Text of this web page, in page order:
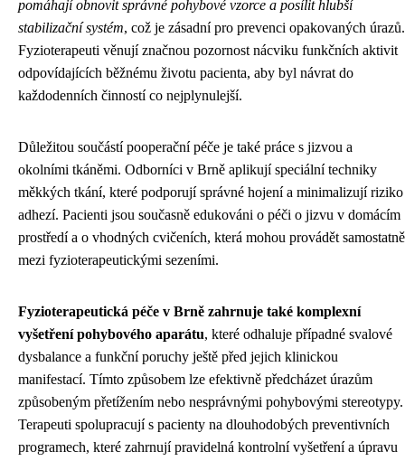
pomáhají obnovit správné pohybové vzorce a posílit hlubší
stabilizační systém, což je zásadní pro prevenci opakovaných úrazů.
Fyzioterapeuti věnují značnou pozornost nácviku funkčních aktivit
odpovídajících běžnému životu pacienta, aby byl návrat do
každodenních činností co nejplynulejší.
Důležitou součástí pooperační péče je také práce s jizvou a
okolními tkáněmi. Odborníci v Brně aplikují speciální techniky
měkkých tkání, které podporují správné hojení a minimalizují riziko
adhezí. Pacienti jsou současně edukováni o péči o jizvu v domácím
prostředí a o vhodných cvičeních, která mohou provádět samostatně
mezi fyzioterapeutickými sezeními.
Fyzioterapeutická péče v Brně zahrnuje také komplexní
vyšetření pohybového aparátu, které odhaluje případné svalové
dysbalance a funkční poruchy ještě před jejich klinickou
manifestací. Tímto způsobem lze efektivně předcházet úrazům
způsobeným přetížením nebo nesprávnými pohybovými stereotypy.
Terapeuti spolupracují s pacienty na dlouhodobých preventivních
programech, které zahrnují pravidelná kontrolní vyšetření a úpravu